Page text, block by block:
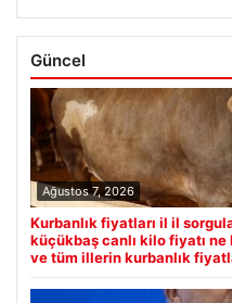
Güncel
Ağustos 7, 2026
Kurbanlık fiyatları il il
küçükbaş canlı kilo fiyatı
ve tüm illerin kurbanlık